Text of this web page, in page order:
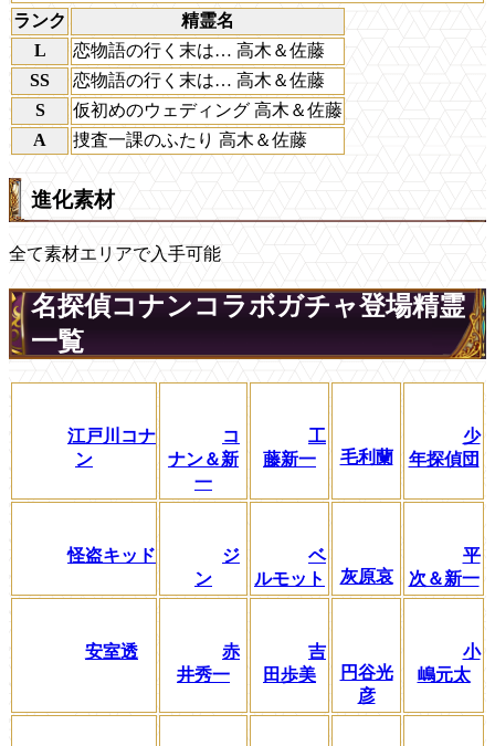
ランク
精霊名
L
恋物語の行く末は… 高木＆佐藤
SS
恋物語の行く末は… 高木＆佐藤
S
仮初めのウェディング 高木＆佐藤
A
捜査一課のふたり 高木＆佐藤
進化素材
全て素材エリアで入手可能
名探偵コナンコラボガチャ登場精霊
一覧
江戸川コナ
ン
コ
ナン＆新
一
工
藤新一
毛利蘭
少
年探偵団
怪盗キッド
ジ
ン
ベ
ルモット
灰原哀
平
次＆新一
安室透
赤
井秀一
吉
田歩美
円谷光
彦
小
嶋元太